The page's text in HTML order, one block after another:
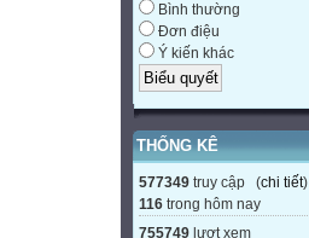
Bình thường
Đơn điệu
Ý kiến khác
THỐNG KÊ
577349 truy cập (chi tiết)
116 trong hôm nay
755749 lượt xem